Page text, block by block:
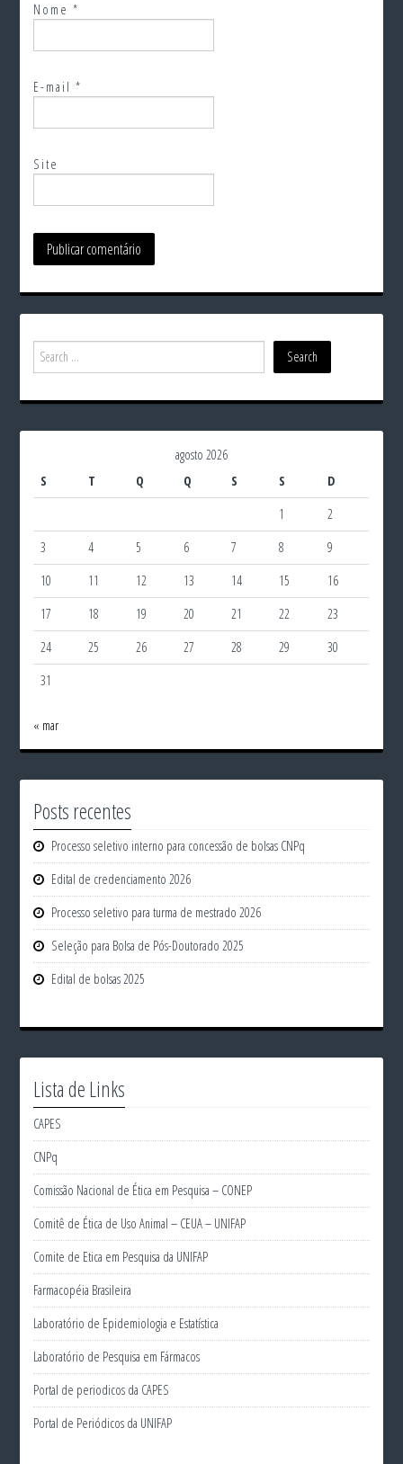
Nome*
E-mail*
Site
agosto 2026
S
T Q Q S S
D
1
2
3
4 5 6 7 8
9
10
11 12 13 14 15
16
17
18 19 20 21 22
23
24
25 26 27 28 29
30
31
« mar
Posts recentes
Processo seletivo interno para concessão de bolsas CNPq
Edital de credenciamento 2026
Processo seletivo para turma de mestrado 2026
Seleção para Bolsa de Pós-Doutorado 2025
Edital de bolsas 2025
Lista de Links
CAPES
CNPq
Comissão Nacional de Ética em Pesquisa – CONEP
Comitê de Ética de Uso Animal – CEUA – UNIFAP
Comite de Etica em Pesquisa da UNIFAP
Farmacopéia Brasileira
Laboratório de Epidemiologia e Estatística
Laboratório de Pesquisa em Fármacos
Portal de periodicos da CAPES
Portal de Periódicos da UNIFAP